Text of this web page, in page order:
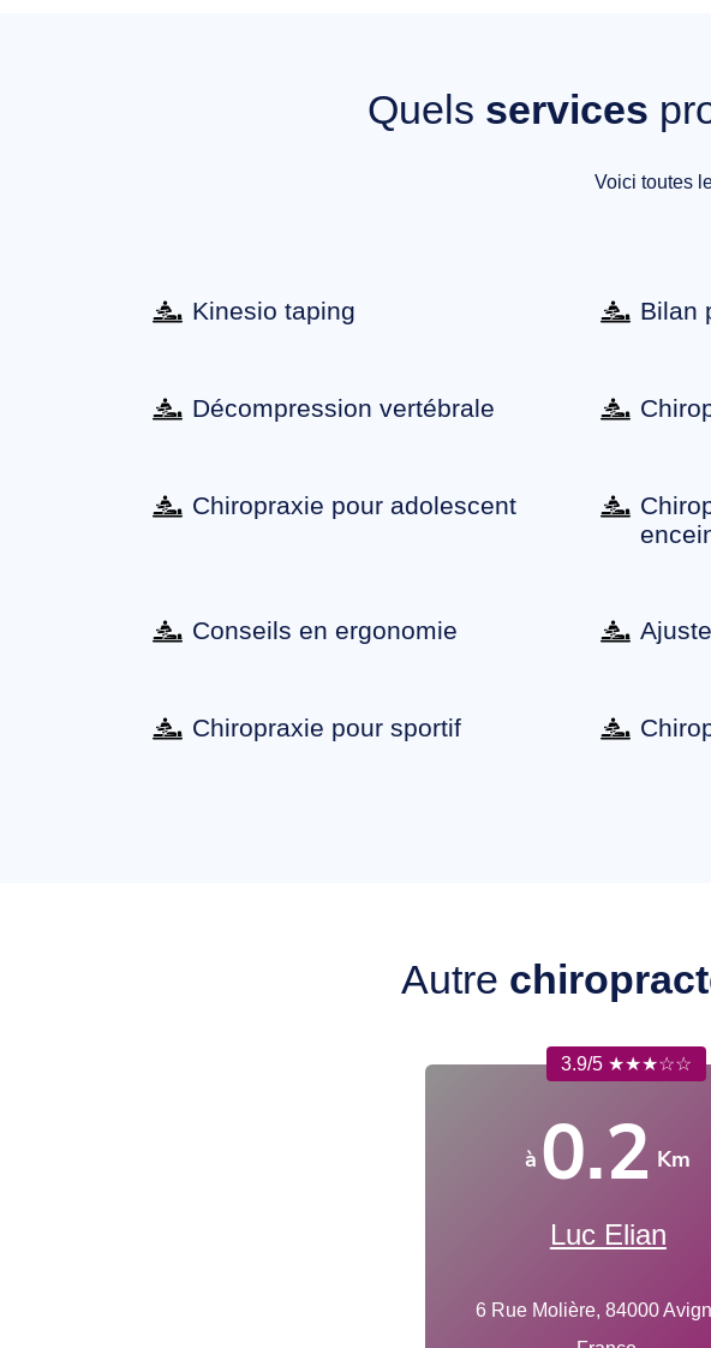
Quels services
Voici toutes
Kinesio taping Bilan
Décompression vertébrale
Chiropraxie pour adolescent
Conseils en ergonomie
Chiropraxie pour sportif
Autre
3.9/5 ★★★☆☆
à 0.2 Km
Luc Elian
6 Rue Molière, 84000